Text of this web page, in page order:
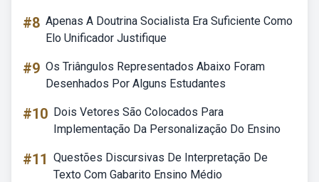
#8 Apenas A Doutrina Socialista Era Suficiente Como
Elo Unificador Justifique
#9 Os Triângulos Representados Abaixo Foram
Desenhados Por Alguns Estudantes
#10 Dois Vetores São Colocados Para
Implementação Da Personalização Do Ensino
#11 Questões Discursivas De Interpretação De
Texto Com Gabarito Ensino Médio